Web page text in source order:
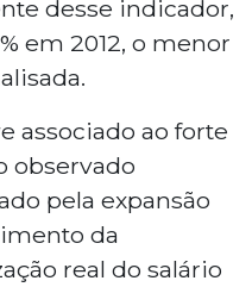
desse indicador,
em 2012, o menor
associado ao forte
observado
pela expansão
da
real do salário